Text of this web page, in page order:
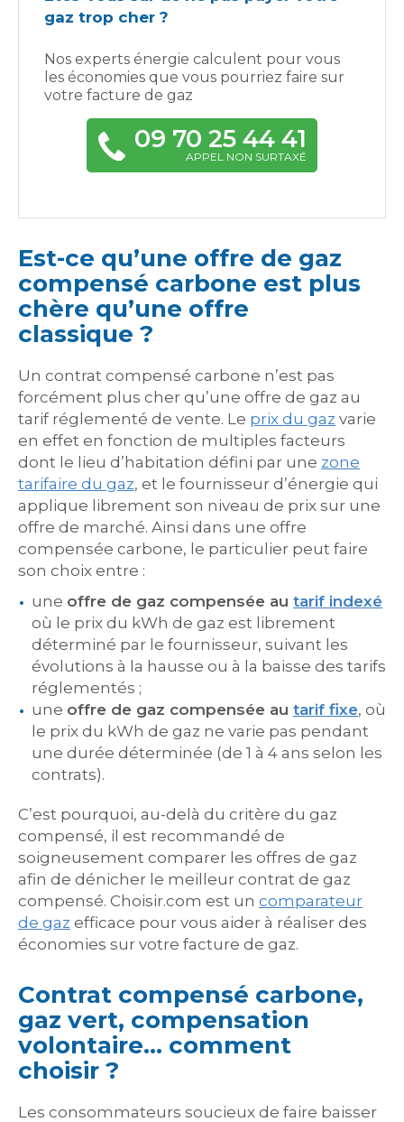
gaz trop cher ?
Nos experts énergie calculent pour vous
les économies que vous pourriez faire sur
votre facture de gaz
09 70 25 44 41
APPEL NON SURTAXÉ
Est-ce qu’une offre de gaz
compensé carbone est plus
chère qu’une offre
classique ?
Un contrat compensé carbone n’est pas
forcément plus cher qu’une offre de gaz au
tarif réglementé de vente. Le prix du gaz varie
en effet en fonction de multiples facteurs
dont le lieu d’habitation défini par une zone
tarifaire du gaz, et le fournisseur d’énergie qui
applique librement son niveau de prix sur une
offre de marché. Ainsi dans une offre
compensée carbone, le particulier peut faire
son choix entre :
une offre de gaz compensée au tarif indexé
où le prix du kWh de gaz est librement
déterminé par le fournisseur, suivant les
évolutions à la hausse ou à la baisse des tarifs
réglementés ;
une offre de gaz compensée au tarif fixe, où
le prix du kWh de gaz ne varie pas pendant
une durée déterminée (de 1 à 4 ans selon les
contrats).
C’est pourquoi, au-delà du critère du gaz
compensé, il est recommandé de
soigneusement comparer les offres de gaz
afin de dénicher le meilleur contrat de gaz
compensé. Choisir.com est un comparateur
de gaz efficace pour vous aider à réaliser des
économies sur votre facture de gaz.
Contrat compensé carbone,
gaz vert, compensation
volontaire… comment
choisir ?
Les consommateurs soucieux de faire baisser